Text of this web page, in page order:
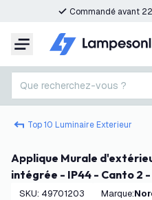
Commandé avant
Menu
Que recherchez-vous ?
Top 10 Luminaire Exterieur
Applique Murale d'extérieur Noire - Deux Faces - LED
intégrée - IP44 - Canto 2
SKU: 49701203 Marque: